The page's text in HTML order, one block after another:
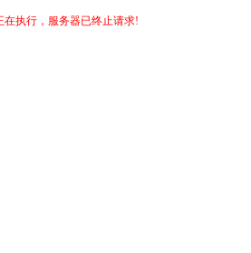
在执行，服务器已终止请求!